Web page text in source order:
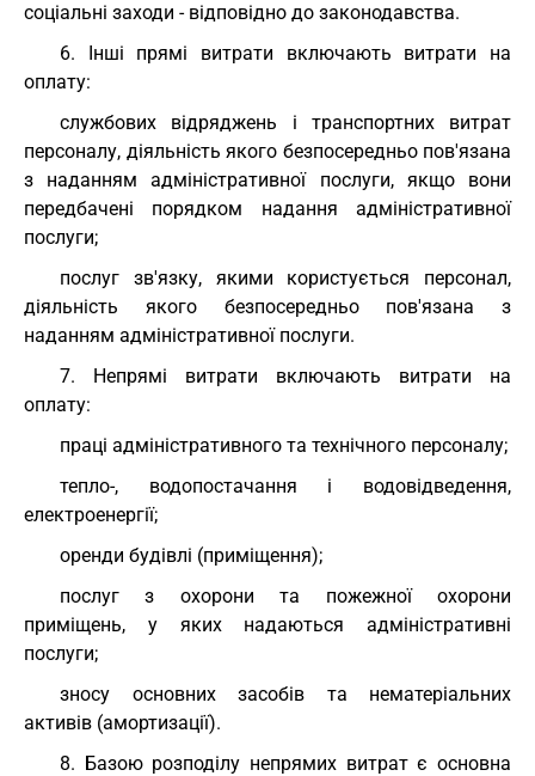
соціальні заходи - відповідно до законодавства.
6. Інші прямі витрати включають витрати на
оплату:
службових відряджень і транспортних витрат
персоналу, діяльність якого безпосередньо пов'язана
з наданням адміністративної послуги, якщо вони
передбачені порядком надання адміністративної
послуги;
послуг зв'язку, якими користується персонал,
діяльність якого безпосередньо пов'язана з
наданням адміністративної послуги.
7. Непрямі витрати включають витрати на
оплату:
праці адміністративного та технічного персоналу;
тепло-, водопостачання і водовідведення,
електроенергії;
оренди будівлі (приміщення);
послуг з охорони та пожежної охорони
приміщень, у яких надаються адміністративні
послуги;
зносу основних засобів та нематеріальних
активів (амортизації).
8. Базою розподілу непрямих витрат є основна